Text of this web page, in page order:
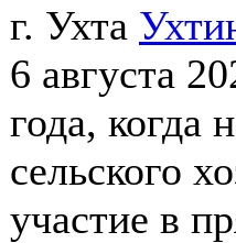
г. Ухта
6 августа
года, когда
сельского
участие в